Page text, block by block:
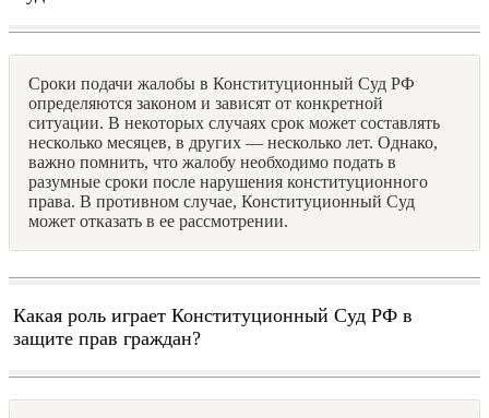
Сроки подачи жалобы в Конституционный Суд РФ
определяются законом и зависят от конкретной
ситуации. В некоторых случаях срок может составлять
несколько месяцев, в других — несколько лет. Однако,
важно помнить, что жалобу необходимо подать в
разумные сроки после нарушения конституционного
права. В противном случае, Конституционный Суд
может отказать в ее рассмотрении.
Какая роль играет Конституционный Суд РФ в
защите прав граждан?